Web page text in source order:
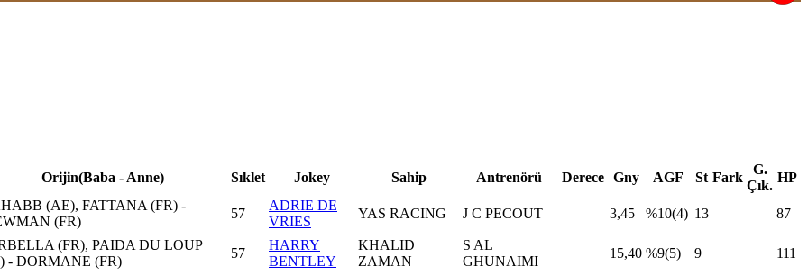
Orijin(Baba - Anne) Sıklet Jokey Sahip Antrenörü Derece Gny AGF St Fark
G.
Çık.
HP
(AE), FATTANA (FR) -
(FR)
57
ADRIE DE
VRIES
YAS RACING J C PECOUT 3,45 %10(4) 13 87
(FR), PAIDA DU LOUP
- DORMANE (FR)
57
HARRY
BENTLEY
KHALID
ZAMAN
S AL
GHUNAIMI
15,40 %9(5) 9 111